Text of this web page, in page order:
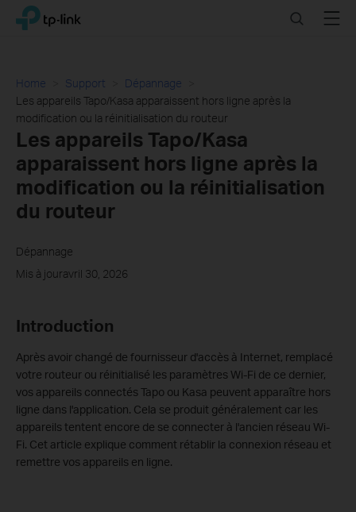
Click
navigation
TP-Link, Reliably Smart SearchMenu
Home Support
Dépannage
Les appareils Tapo/Kasa apparaissent hors ligne après la
modification ou la réinitialisation du routeur
Les appareils Tapo/Kasa
apparaissent hors ligne après la
modification ou la réinitialisation
du routeur
Dépannage
Mis à jouravril 30, 2026
Introduction
Après avoir changé de fournisseur d'accès à Internet, remplacé
votre routeur ou réinitialisé les paramètres Wi-Fi de ce dernier,
vos appareils connectés Tapo ou Kasa peuvent apparaître hors
ligne dans l'application. Cela se produit généralement car les
appareils tentent encore de se connecter à l'ancien réseau Wi-
Fi. Cet article explique comment rétablir la connexion réseau et
remettre vos appareils en ligne.